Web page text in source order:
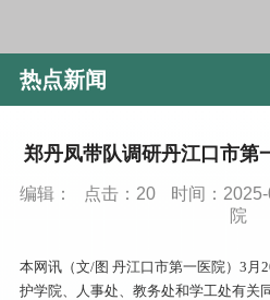
热点新闻
郑丹凤带队调研丹江口市第
编辑： 点击： 20 时间：
院
本网讯（文/图 丹江口市第一医院）3月
护学院、人事处、教务处和学工处有关